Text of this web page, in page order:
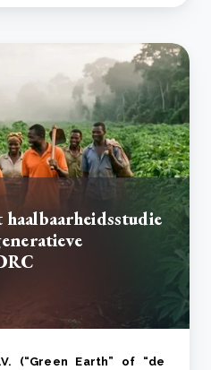
(“Green Earth” of “de